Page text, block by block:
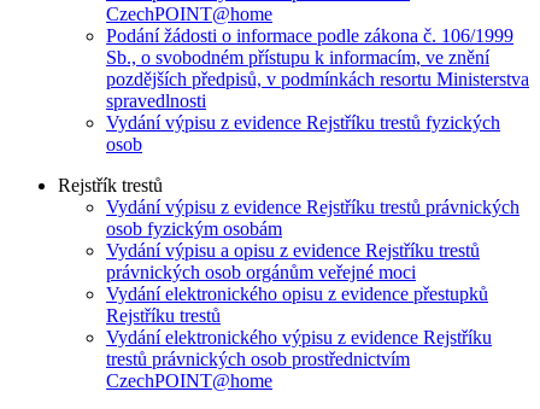
CzechPOINT@home
Podání žádosti o informace podle zákona č. 106/1999
Sb., o svobodném přístupu k informacím, ve znění
pozdějších předpisů, v podmínkách resortu Ministerstva
spravedlnosti
Vydání výpisu z evidence Rejstříku trestů fyzických
osob
Rejstřík trestů
Vydání výpisu z evidence Rejstříku trestů právnických
osob fyzickým osobám
Vydání výpisu a opisu z evidence Rejstříku trestů
právnických osob orgánům veřejné moci
Vydání elektronického opisu z evidence přestupků
Rejstříku trestů
Vydání elektronického výpisu z evidence Rejstříku
trestů právnických osob prostřednictvím
CzechPOINT@home